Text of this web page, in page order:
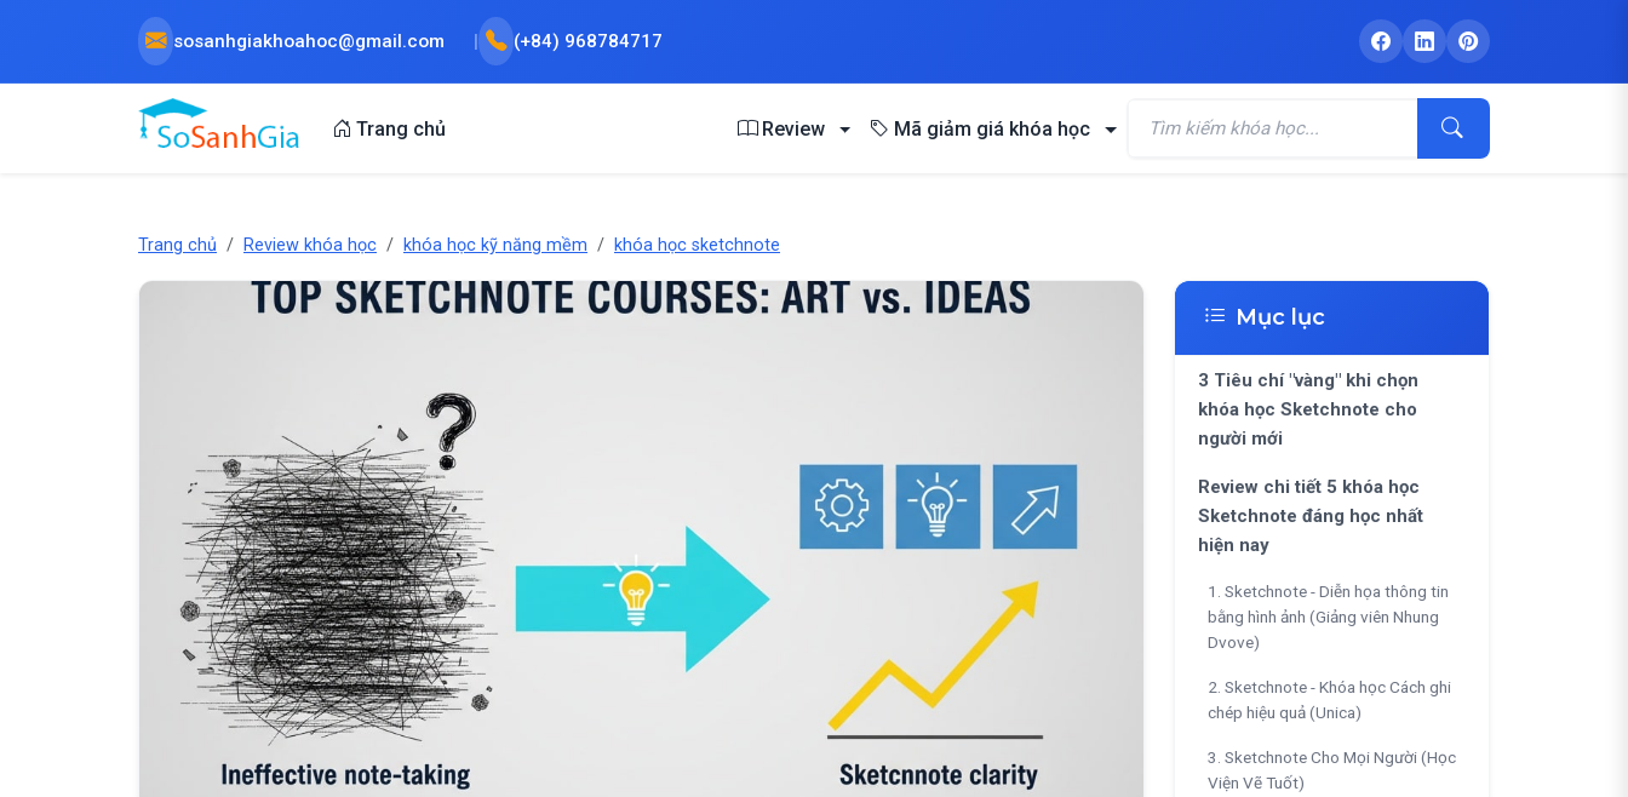
sosanhgiakhoahoc@gmail.com (+84) 968784717
Trang chủ Review Mã giảm giá khóa học
Trang chủ Review khóa học khóa học kỹ năng mềm khóa học sketchnote
Mục lục
3 Tiêu chí "vàng" khi chọn
khóa học Sketchnote cho
người mới
Review chi tiết 5 khóa học
Sketchnote đáng học nhất
hiện nay
1. Sketchnote - Diễn họa thông tin
bằng hình ảnh (Giảng viên Nhung
Dvove)
2. Sketchnote - Khóa học Cách ghi
chép hiệu quả (Unica)
3. Sketchnote Cho Mọi Người (Học
Viện Vẽ Tuốt)